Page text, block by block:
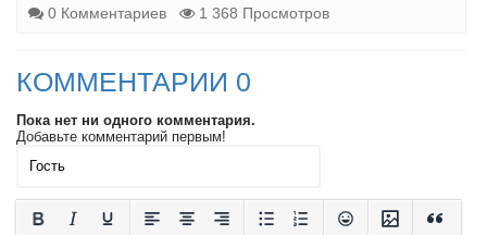
0 Комментариев
1 368 Просмотров
КОММЕНТАРИИ 0
Пока нет ни одного комментария.
Добавьте комментарий первым!